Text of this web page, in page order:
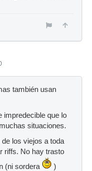
también usan
impredecible que lo
situaciones.
los viejos a toda
riffs. No hay trasto
(ni sordera
)